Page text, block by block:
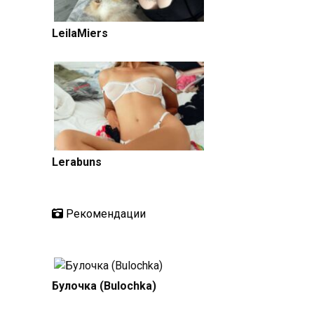
LeilaMiers
Lerabuns
Рекомендации
Булочка (Bulochka)